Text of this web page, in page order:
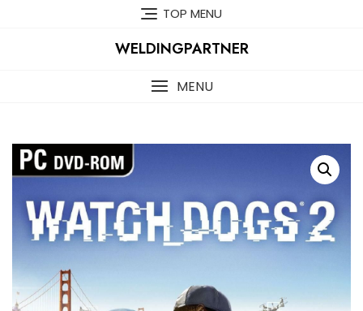
TOP MENU
WELDINGPARTNER
MENU